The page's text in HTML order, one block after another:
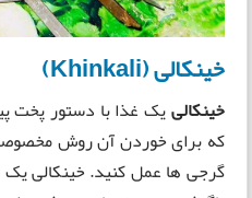
خینکالی (Khinkali)
خینکالییک غذا با دستور پخت
که برای خوردن آن روش
گرجی ها عمل کنید. خینکالی